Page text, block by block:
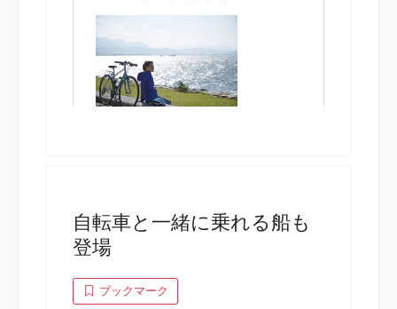
自転車と一緒に乗れる船も
登場
ブックマーク